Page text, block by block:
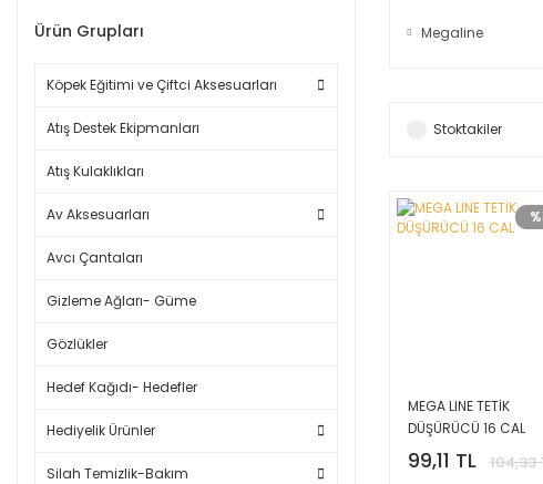
Ürün Grupları
Köpek Eğitimi ve Çiftci Aksesuarları
Atış Destek Ekipmanları
Atış Kulaklıkları
Av Aksesuarları
Avcı Çantaları
Gizleme Ağları- Güme
Gözlükler
Hedef Kağıdı- Hedefler
Hediyelik Ürünler
Silah Temizlik-Bakım
Megaline
Stoktakiler
MEGA LINE TETİK
DÜŞÜRÜCÜ 16 CAL
99,11 TL 104,33